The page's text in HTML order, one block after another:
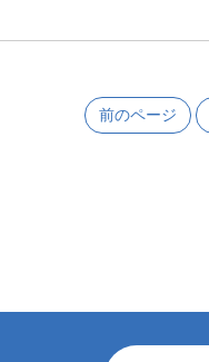
前のページ